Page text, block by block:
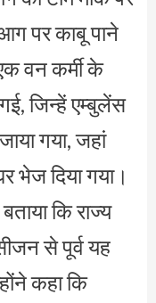
पर काबू पाने
वन कर्मी के
जिन्हें एम्बुलेंस
गया, जहां
भेज दिया गया।
कि राज्य
से पूर्व यह
कहा कि